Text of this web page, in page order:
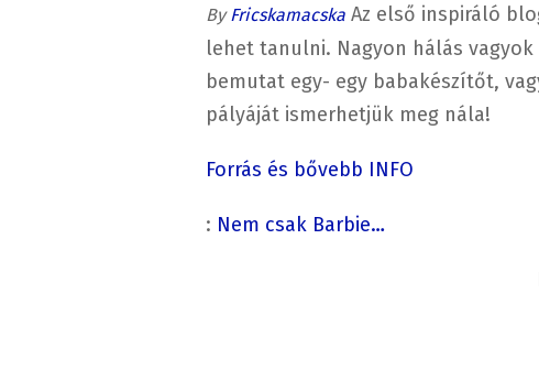
By Fricskamacska Az első inspiráló
lehet tanulni. Nagyon hálás
bemutat egy- egy babakészítőt,
pályáját ismerhetjük meg nála!
Forrás és bővebb INFO
: Nem csak Barbie…